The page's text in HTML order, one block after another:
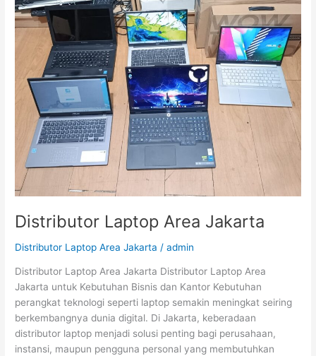
Distributor Laptop Area Jakarta
Distributor Laptop Area Jakarta /admin
Distributor Laptop Area Jakarta Distributor Laptop Area
Jakarta untuk Kebutuhan Bisnis dan Kantor Kebutuhan
perangkat teknologi seperti laptop semakin meningkat seiring
berkembangnya dunia digital. Di Jakarta, keberadaan
distributor laptop menjadi solusi penting bagi perusahaan,
instansi, maupun pengguna personal yang membutuhkan